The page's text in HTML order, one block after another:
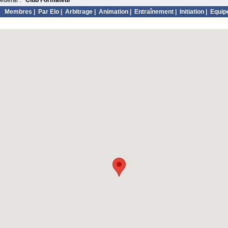
Membres
Par Elo Arbitrage Animation Entraînement Initiation